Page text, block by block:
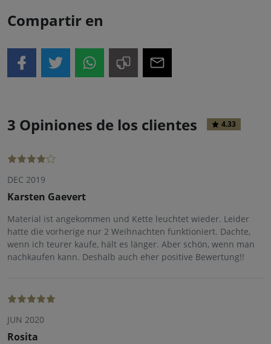
Compartir en
3 Opiniones de los clientes 4.33
DEC 2019
Karsten Gaevert
Material ist angekommen und Kette leuchtet wieder. Leider
hatte die vorherige nur 2 Weihnachten funktioniert. Dachte,
wenn ich teurer kaufe, hält es länger. Aber schön, wenn man
nachkaufen kann. Deshalb auch eher positive Bewertung!!
JUN 2020
Rosita